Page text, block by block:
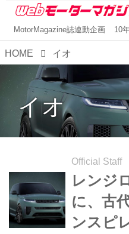
MotorMagazine誌連動企画 10
HOME イオ
イオ
Official Staff
レンジ
に、古
ンスピ